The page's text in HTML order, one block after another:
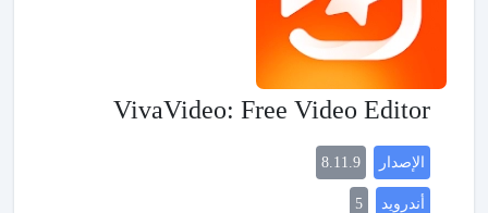
VivaVideo: Free Video Editor
الإصدار 8.11.9
أندرويد 5